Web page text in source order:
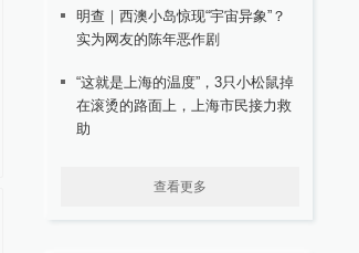
明查｜西澳小岛惊现“宇宙异象”？
实为网友的陈年恶作剧
“这就是上海的温度”，3只小松鼠掉
在滚烫的路面上，上海市民接力救
助
查看更多